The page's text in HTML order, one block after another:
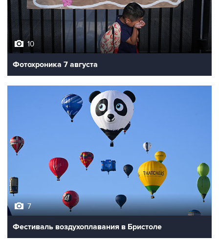
10
Фотохроника 7 августа
7
Фестиваль воздухоплавания в Бристоле